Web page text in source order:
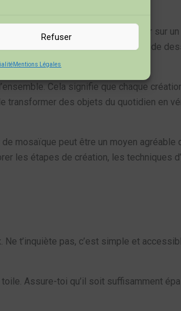
Refuser
Mentions Légales
morceaux, puis de les assembler sur
avoir à maîtriser des techniques de
Cela signifie que chaque
transformer des objets du quotidien en
mosaïque peut être un moyen
les étapes de création, les techniques
t’inquiète pas, c’est simple et
Assure-toi qu’il soit suffisamment